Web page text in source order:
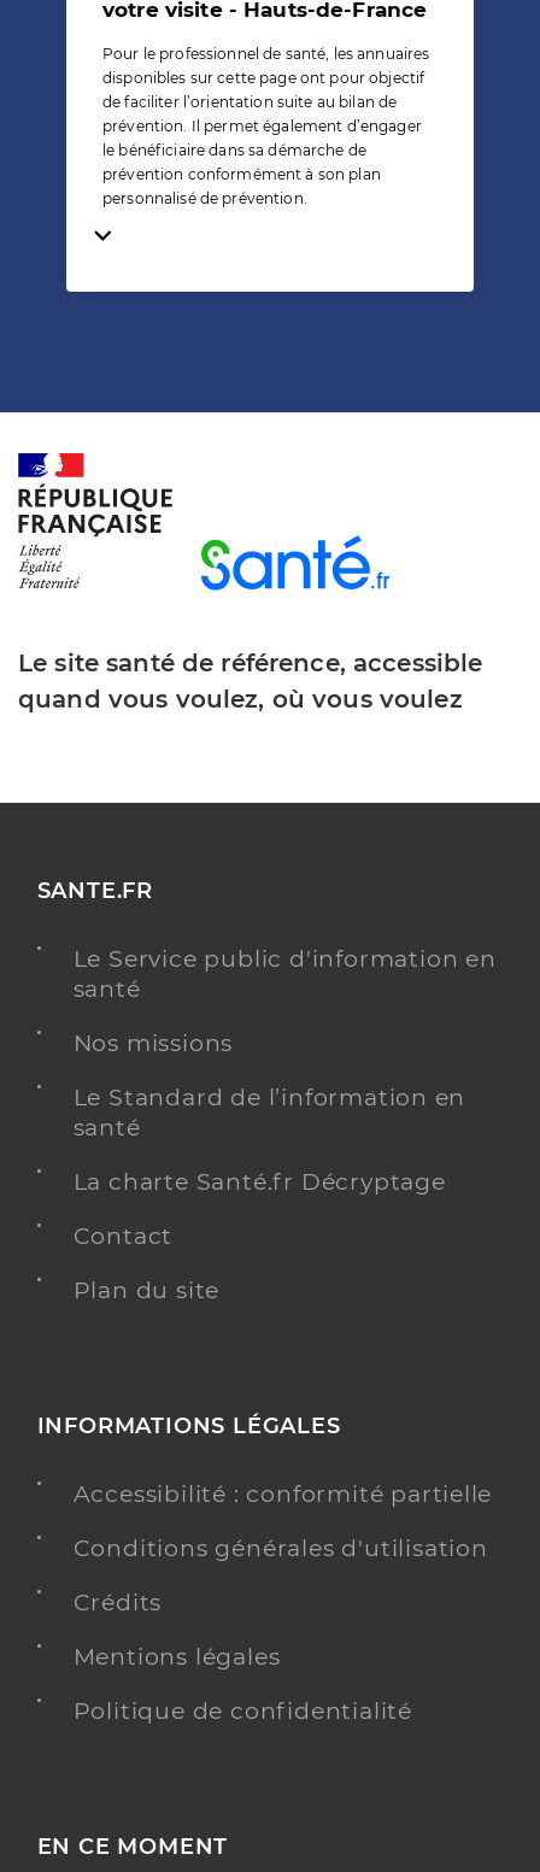
votre visite - Hauts-de-France
Pour le professionnel de santé, les annuaires
disponibles sur cette page ont pour objectif
de faciliter l’orientation suite au bilan de
prévention. Il permet également d’engager
le bénéficiaire dans sa démarche de
prévention conformément à son plan
personnalisé de prévention.
Temps de lecture
Le site santé de référence, accessible
quand vous voulez, où vous voulez
SANTE.FR
Le Service public d'information en
santé
Nos missions
Le Standard de l’information en
santé
La charte Santé.fr Décryptage
Contact
Plan du site
INFORMATIONS LÉGALES
Accessibilité : conformité partielle
Conditions générales d'utilisation
Crédits
Mentions légales
Politique de confidentialité
EN CE MOMENT